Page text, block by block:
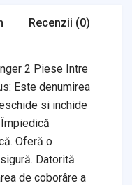
Recenzii (0)
2 Piese Intre
Este denumirea
si inchide
Oferă o
Datorită
de coborâre a